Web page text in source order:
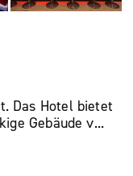
Das Hotel bietet
Gebäude v...